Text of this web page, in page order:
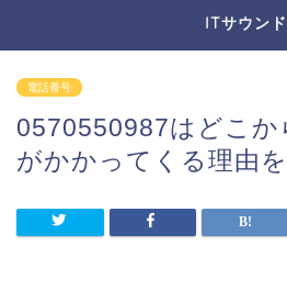
ITサウンド
電話番号
0570550987はどこか
がかかってくる理由